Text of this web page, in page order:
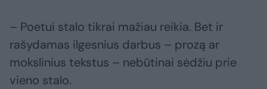
– Poetui stalo tikrai mažiau reikia. Bet ir
rašydamas ilgesnius darbus – prozą ar
mokslinius tekstus – nebūtinai sėdžiu prie
vieno stalo.